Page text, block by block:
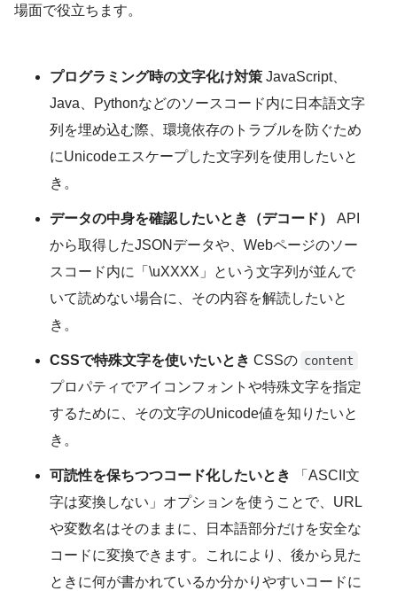
場面で役立ちます。
プログラミング時の文字化け対策 JavaScript、
Java、Pythonなどのソースコード内に日本語文字
列を埋め込む際、環境依存のトラブルを防ぐため
にUnicodeエスケープした文字列を使用したいと
き。
データの中身を確認したいとき（デコード）
API
から取得したJSONデータや、Webページのソー
スコード内に「\uXXXX」という文字列が並んで
いて読めない場合に、その内容を解読したいと
き。
CSSで特殊文字を使いたいとき CSSの content
プロパティでアイコンフォントや特殊文字を指定
するために、その文字のUnicode値を知りたいと
き。
可読性を保ちつつコード化したいとき
「ASCII文
字は変換しない」オプションを使うことで、URL
や変数名はそのままに、日本語部分だけを安全な
コードに変換できます。これにより、後から見た
ときに何が書かれているか分かりやすいコードに